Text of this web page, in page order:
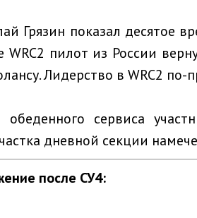
Грязин показал десятое
WRC2 пилот из России
Лидерство в WRC2
обеденного сервиса
дневной секции
после СУ4: